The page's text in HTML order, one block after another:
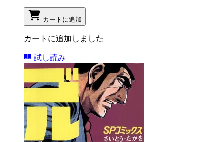
カートに追加
カートに追加しました
試し読み